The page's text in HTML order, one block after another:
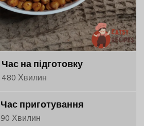
Час на підготовку
480 Хвилин
Час приготування
90 Хвилин